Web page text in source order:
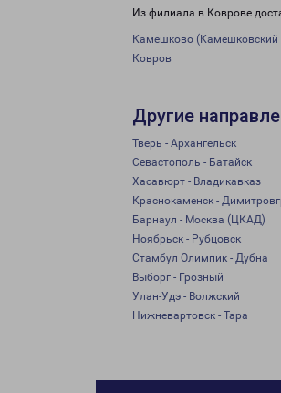
Из филиала в Коврове
Камешково (Камешковский
Ковров
Другие
Тверь - Архангельск
Севастополь - Батайск
Хасавюрт - Владикавказ
Краснокаменск -
Барнаул - Москва (ЦКАД)
Ноябрьск - Рубцовск
Стамбул Олимпик - Дубна
Выборг - Грозный
Улан-Удэ - Волжский
Нижневартовск - Тара